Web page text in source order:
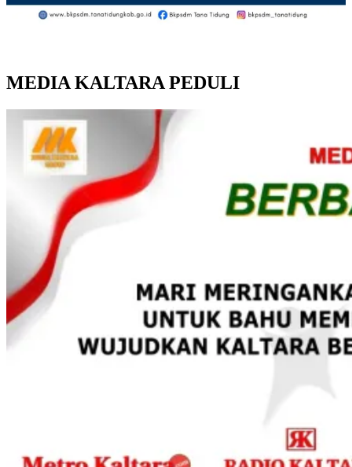
MEDIA KALTARA PEDULI